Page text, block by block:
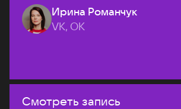
Ирина Романчук
VK, ОК
Смотреть запись